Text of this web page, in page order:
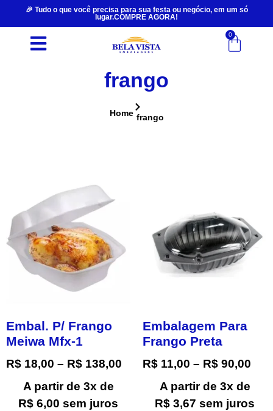
🎉 Tudo o que você precisa para sua festa ou negócio, em um só
lugar.COMPRE AGORA!
0
frango
Home frango
Embal. P/ Frango
Meiwa Mfx-1
R$ 18,00 – R$ 138,00
A partir de 3x de
R$ 6,00 sem juros
Embalagem Para
Frango Preta
R$ 11,00 – R$ 90,00
A partir de 3x de
R$ 3,67 sem juros